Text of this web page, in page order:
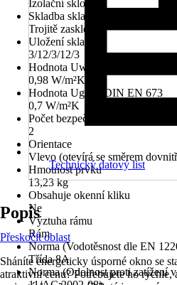
Izolační sklo
Skladba skla
Trojitě zasklené
Uložení skla
3/12/3/12/3
Hodnota Uw dle DIN EN 10077
0,98 W/m²K
Hodnota Ug dle DIN EN 673
0,7 W/m²K
Počet bezpečnostních kotevních
2
Orientace
Vlevo (otevírá se směrem
Hmotnost prvku
13,23 kg
Obsahuje okenní kliku
Ne
Výztuha rámu
Rám
Norma (Vodotěsnost dle EN
Třída 8A
Norma (Odolnost proti zatížení
Technický datový list
Popis
Přeskočit oblast
Sháníte energeticky úsporné okno se
atraktivní cenu? Potřebujete ho